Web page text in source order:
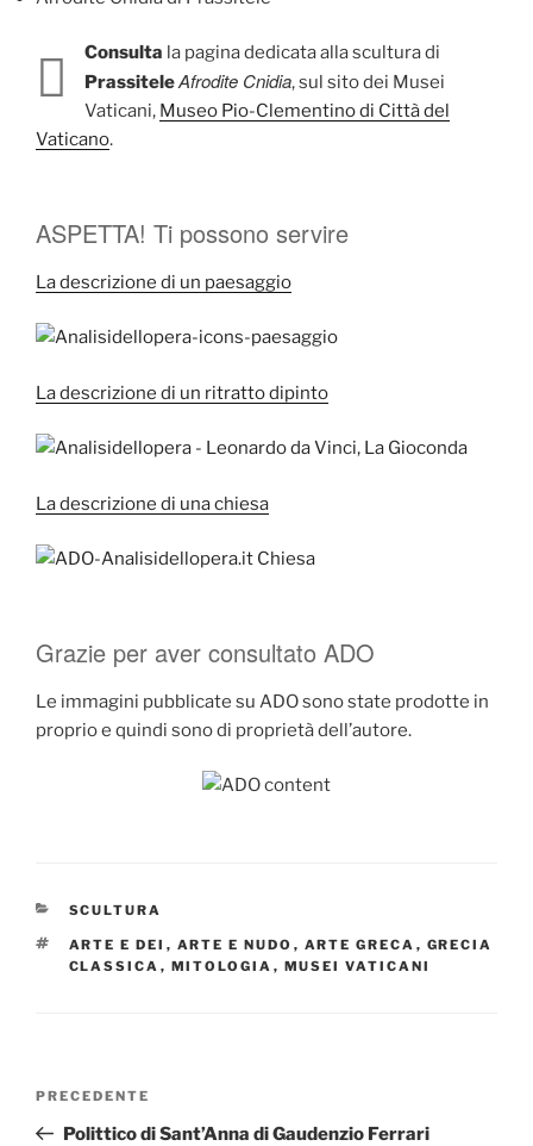
Consulta la pagina dedicata alla scultura di
PrassiteleAfrodite Cnidia, sul sito dei Musei
Vaticani, Museo Pio-Clementino di Città del
Vaticano.
ASPETTA! Ti possono servire
La descrizione di un paesaggio
La descrizione di un ritratto dipinto
La descrizione di una chiesa
Grazie per aver consultato ADO
Le immagini pubblicate su ADO sono state prodotte in
proprio e quindi sono di proprietà dell’autore.
CATEGORIE
SCULTURA
TAG
ARTE E DEI , ARTE E NUDO , ARTE GRECA , GRECIA
CLASSICA , MITOLOGIA , MUSEI VATICANI
Navigazione
Articolo
precedente:
PRECEDENTE
Polittico di Sant’Anna di Gaudenzio Ferrari